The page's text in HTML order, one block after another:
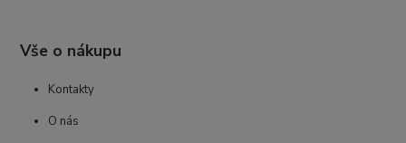
Vše o nákupu
Kontakty
O nás